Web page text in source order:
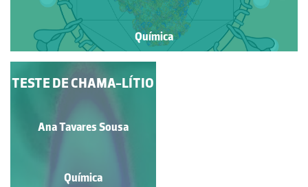
Química
UMA RNA
Matilde F. Viegas
Química
TESTE DE CHAMA-LÍTIO
Ana Tavares Sousa
Química